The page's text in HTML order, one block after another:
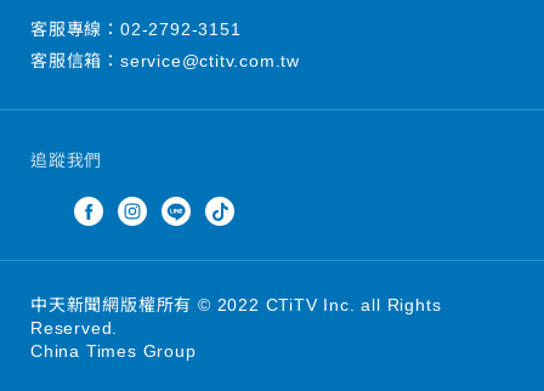
追蹤我們
客服專線： 02-2792-3151
客服信箱： service@ctitv.com.tw
中天新聞網版權所有 © 2022 CTiTV Inc. all Rights
Reserved.
China Times Group